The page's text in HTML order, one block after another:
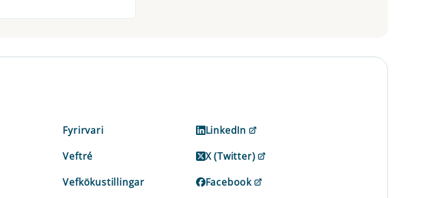
Fyrirvari
Veftré
Vefkökustillingar
LinkedIn
X (Twitter)
Facebook